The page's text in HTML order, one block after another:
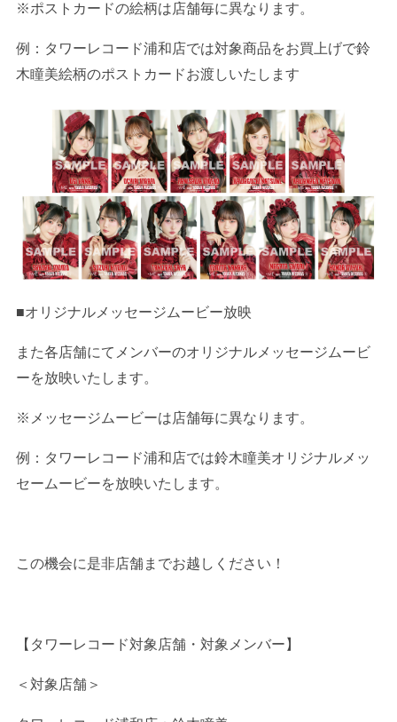
※ポストカードの絵柄は店舗毎に異なります。
例：タワーレコード浦和店では対象商品をお買上げで鈴
木瞳美絵柄のポストカードお渡しいたします
■オリジナルメッセージムービー放映
また各店舗にてメンバーのオリジナルメッセージムービ
ーを放映いたします。
※メッセージムービーは店舗毎に異なります。
例：タワーレコード浦和店では鈴木瞳美オリジナルメッ
セームービーを放映いたします。
この機会に是非店舗までお越しください！
【タワーレコード対象店舗・対象メンバー】
＜対象店舗＞